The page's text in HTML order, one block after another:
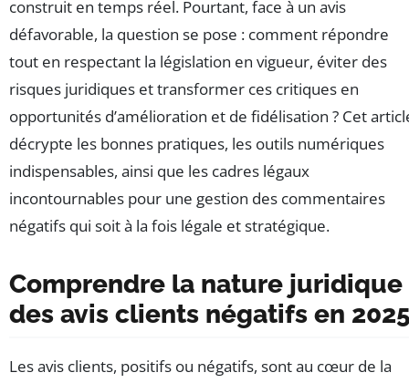
construit en temps réel. Pourtant, face à un avis
défavorable, la question se pose : comment répondre
tout en respectant la législation en vigueur, éviter des
risques juridiques et transformer ces critiques en
opportunités d’amélioration et de fidélisation ? Cet
décrypte les bonnes pratiques, les outils numériques
indispensables, ainsi que les cadres légaux
incontournables pour une gestion des commentaires
négatifs qui soit à la fois légale et stratégique.
Comprendre la nature juridique
des avis clients négatifs en
Les avis clients, positifs ou négatifs, sont au cœur de la